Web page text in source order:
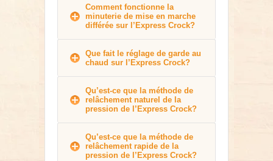
Comment fonctionne la
minuterie de mise en marche
différée sur l’Express Crock?
Que fait le réglage de garde au
chaud sur l’Express Crock?
Qu’est-ce que la méthode de
relâchement naturel de la
pression de l’Express Crock?
Qu’est-ce que la méthode de
relâchement rapide de la
pression de l’Express Crock?